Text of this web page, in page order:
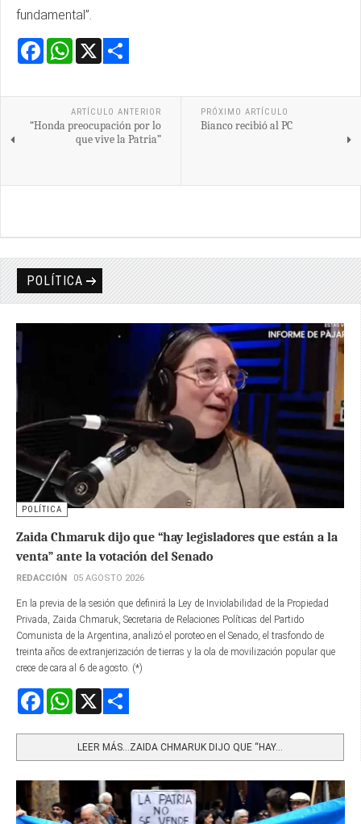
fundamental”.
Facebook
WhatsApp
ARTÍCULO ANTERIOR
“Honda preocupación por lo
que vive la Patria”
PRÓXIMO ARTÍCULO
Bianco recibió al PC
POLÍTICA
POLÍTICA
Zaida Chmaruk dijo que “hay legisladores que están a la
venta” ante la votación del Senado
REDACCIÓN 05 AGOSTO 2026
En la previa de la sesión que definirá la Ley de Inviolabilidad de la Propiedad
Privada, Zaida Chmaruk, Secretaria de Relaciones Políticas del Partido
Comunista de la Argentina, analizó el poroteo en el Senado, el trasfondo de
treinta años de extranjerización de tierras y la ola de movilización popular que
crece de cara al 6 de agosto. (*)
FacebookWhatsApp
LEER MÁS…ZAIDA CHMARUK DIJO QUE “HAY...